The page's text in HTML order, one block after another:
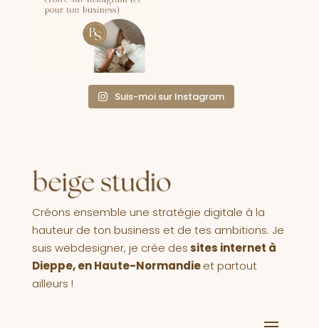
Suis-moi sur Instagram
Créons ensemble une stratégie digitale à la
hauteur de ton business et de tes ambitions. Je
suis webdesigner, je crée dessites internet à
Dieppe, en Haute-Normandieet partout
ailleurs !